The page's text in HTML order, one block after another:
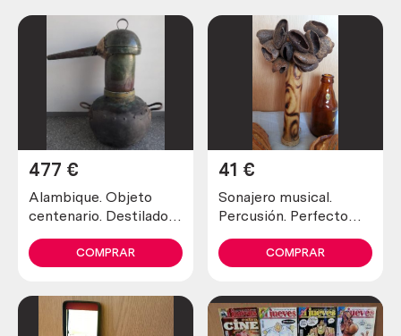
Alambique. Objeto
centenario. Destilador
cobre. 80 litros.
477 €
COMPRAR
Sonajero musical.
Percusión. Perfecto
41 €
COMPRAR